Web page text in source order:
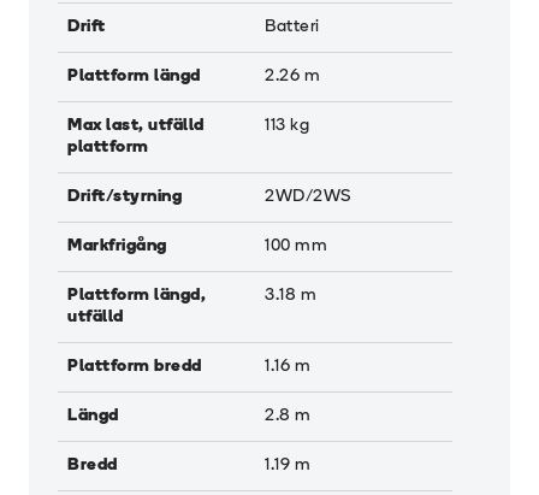
Drift Batteri
Plattform längd 2.26 m
Max last, utfälld
plattform
113 kg
Drift/styrning 2WD/2WS
Markfrigång 100 mm
Plattform längd,
utfälld
3.18 m
Plattform bredd 1.16 m
Längd 2.8 m
Bredd 1.19 m